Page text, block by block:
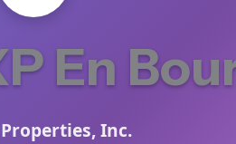
En
Inc.